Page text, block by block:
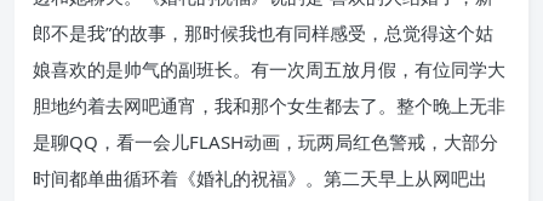
郎不是我”的故事，那时候我也有同样感受，总觉得这个姑
娘喜欢的是帅气的副班长。有一次周五放月假，有位同学大
胆地约着去网吧通宵，我和那个女生都去了。整个晚上无非
是聊QQ，看一会儿FLASH动画，玩两局红色警戒，大部分
时间都单曲循环着《婚礼的祝福》。第二天早上从网吧出